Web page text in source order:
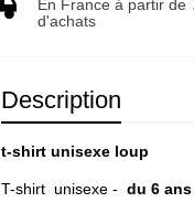
En France à partir de
d'achats
Description
t-shirt unisexe loup
T-shirt unisexe - du 6